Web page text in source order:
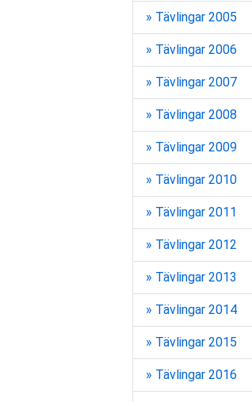
» Tävlingar 2005
» Tävlingar 2006
» Tävlingar 2007
» Tävlingar 2008
» Tävlingar 2009
» Tävlingar 2010
» Tävlingar 2011
» Tävlingar 2012
» Tävlingar 2013
» Tävlingar 2014
» Tävlingar 2015
» Tävlingar 2016